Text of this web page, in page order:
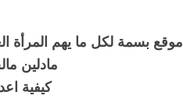
موقع بسمة لكل ما يهم المرأة
مادلين
كيفية